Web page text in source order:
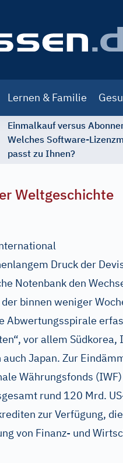
Lernen & Familie
Einmalkauf versus
Welches Software-
passt zu Ihnen?
Weltgeschichte
Druck der
Notenbank den
binnen weniger
Abwertungsspirale
vor allem
Japan. Zur
Währungsfonds
rund 120 Mrd.
zur Verfügung,
von Finanz- und